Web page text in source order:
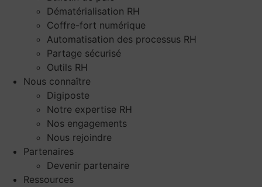
Dématérialisation RH
Coffre-fort numérique
Automatisation des processus RH
Partage sécurisé
Outils RH
Nous connaître
Digiposte
Notre expertise RH
Nos engagements
Nous rejoindre
Partenaires
Devenir partenaire
Ressources